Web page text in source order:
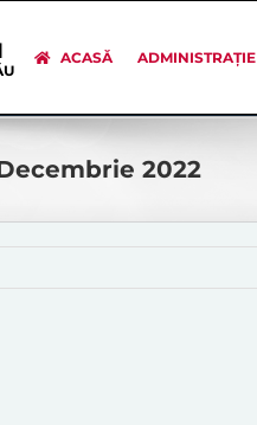
ACASĂ ADMINISTRAȚIE
2022